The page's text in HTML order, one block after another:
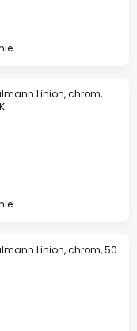
Linion, chrom,
Linion, chrom, 50